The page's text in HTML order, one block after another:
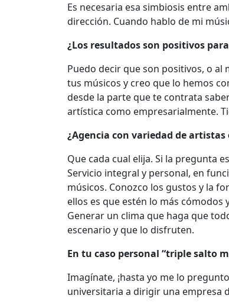
Es necesaria esa simbiosis entre
dirección. Cuando hablo de mi
¿Los resultados son positivos
Puedo decir que son positivos, o al
tus músicos y creo que lo hemos
desde la parte que te contrata
artística como empresarialmente.
¿Agencia con variedad de
Que cada cual elija. Si la pregunta
Servicio integral y personal, en
músicos. Conozco los gustos y la
ellos es que estén lo más
Generar un clima que haga que
escenario y que lo disfruten.
En tu caso personal “triple salto
Imagínate, ¡hasta yo me lo
universitaria a dirigir una empresa